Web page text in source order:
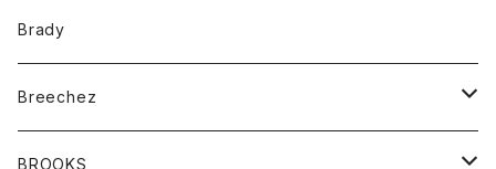
コート
バッグ
ベルト
キッズ
Tシャツ
グッズ
アンダーウェアー
トップス
Brady
Breechez
シャツ
BROOKS